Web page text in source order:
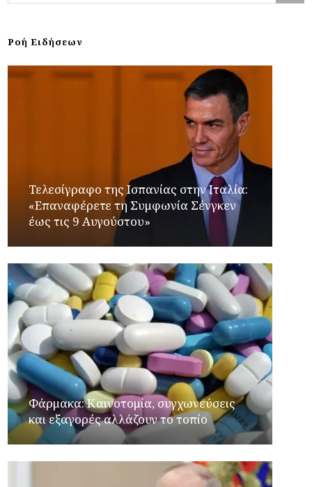
Ροή Ειδήσεων
Τελεσίγραφο της Ισπανίας στην Ιταλία:
«Επαναφέρετε τη Συμφωνία Σένγκεν
έως τις 9 Αυγούστου»
Φάρμακα: Καινοτομία, συγχωνεύσεις
και εξαγορές αλλάζουν το τοπίο